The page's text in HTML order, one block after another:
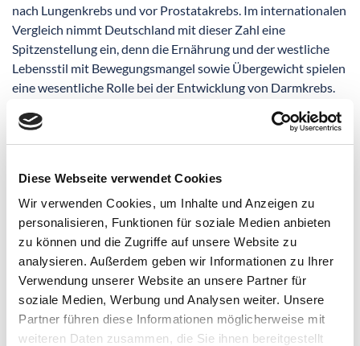
Diese Webseite verwendet Cookies
Wir verwenden Cookies, um Inhalte und Anzeigen zu
personalisieren, Funktionen für soziale Medien anbieten
zu können und die Zugriffe auf unsere Website zu
analysieren. Außerdem geben wir Informationen zu Ihrer
Verwendung unserer Website an unsere Partner für
soziale Medien, Werbung und Analysen weiter. Unsere
Partner führen diese Informationen möglicherweise mit
weiteren Daten zusammen, die Sie ihnen bereitgestellt
nach Lungenkrebs und vor Prostatakrebs. Im internationalen
Vergleich nimmt Deutschland mit dieser Zahl eine
Spitzenstellung ein, denn die Ernährung und der westliche
Lebensstil mit Bewegungsmangel sowie Übergewicht spielen
eine wesentliche Rolle bei der Entwicklung von Darmkrebs.
Darmkrebserkrankungen allein aufgrund von Veränderungen
des Erbgutes. Ein weiteres Risiko für die Entstehung von
Darmerkrankungen zu sehen.
Die Wahrscheinlichkeit, an Darmkrebs zu erkranken, steigt
statistisch gesehen mit dem Alter. Daher hat der Gesetzgeber
die Möglichkeiten der kostenlosen Vorsorgeuntersuchungen
geschaffen. Wird ein Dickdarmkrebs bereits im Frühstadium
erkannt, steigt die Heilungschance auf 90 %. Nutzen Sie diese
Chance konsequent und setzen Sie mit der Behandlung Ihrer
Erkrankung bereits im frühen Stadium an.